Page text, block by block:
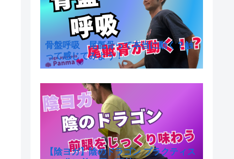
骨盤呼吸 尾骶骨って本当に動く？触
って感じてみよう！
【陰ヨガ】陰のドラゴン プラクティス